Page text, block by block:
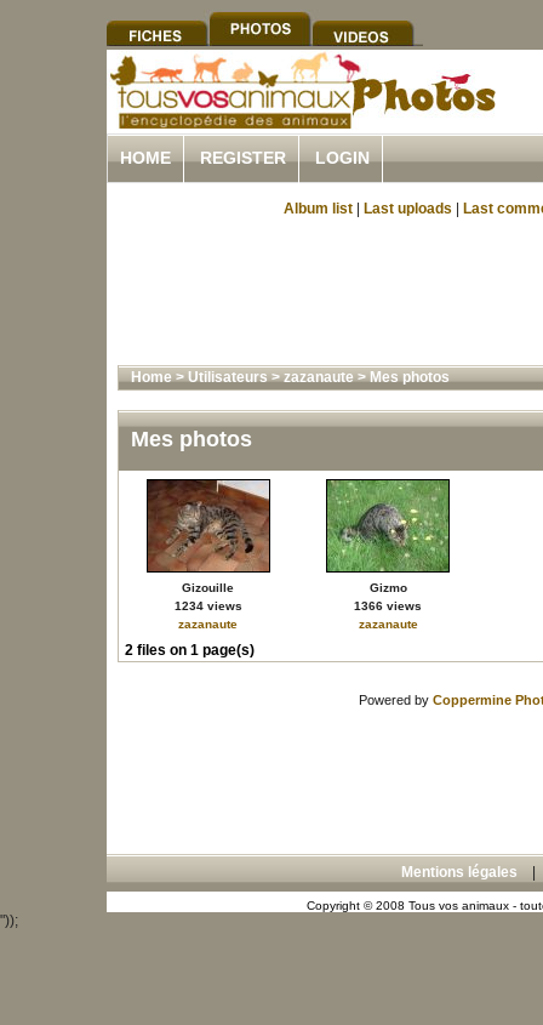
HOME REGISTER LOGIN
Album list Last uploads Last
Home>Utilisateurs>zazanaute>Mes photos
Mes photos
Gizouille
1234 views
zazanaute
Gizmo
1366 views
zazanaute
2 files on 1 page(s)
Powered by Coppermine
Mentions légales
Copyright © 2008 Tous vos animaux -
"));